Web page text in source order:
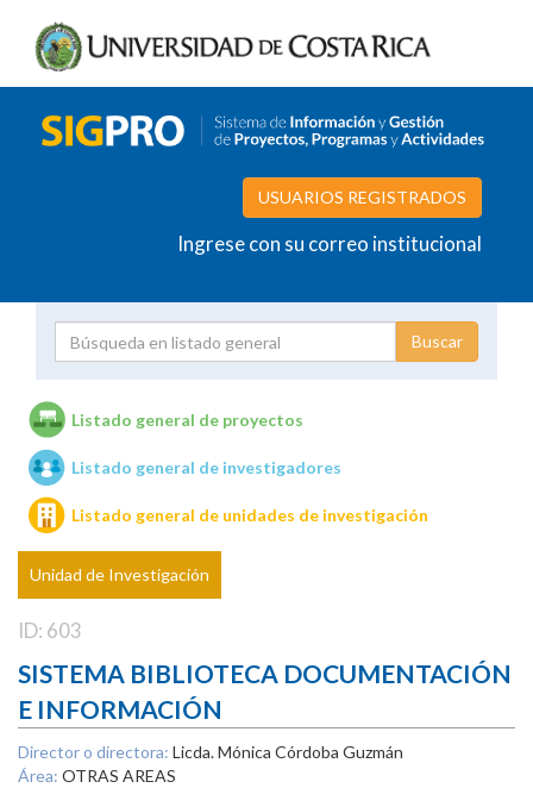
USUARIOS REGISTRADOS
Ingrese con su correo institucional
Unidades de investigación
Listado general de proyectos
Listado general de investigadores
Listado general de unidades de investigación
Unidad de Investigación
ID: 603
SISTEMA BIBLIOTECA DOCUMENTACIÓN
E INFORMACIÓN
Director o directora: Licda. Mónica Córdoba Guzmán
Área: OTRAS AREAS